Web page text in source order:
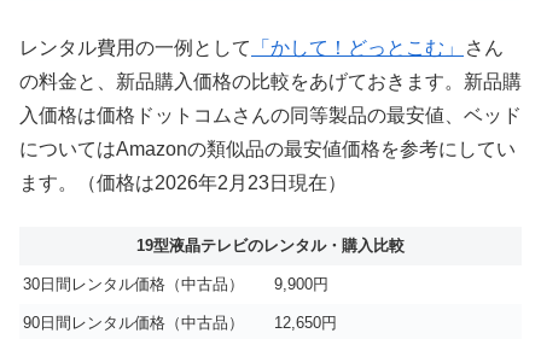
レンタル費用の一例として 「かして！どっとこむ」
さん
の料金と、新品購入価格の比較をあげておきます。新品購
入価格は価格ドットコムさんの同等製品の最安値、ベッド
についてはAmazonの類似品の最安値価格を参考にしてい
ます。（価格は2026年2月23日現在）
19型液晶テレビのレンタル・購入比較
30日間レンタル価格（中古品） 9,900円
90日間レンタル価格（中古品） 12,650円